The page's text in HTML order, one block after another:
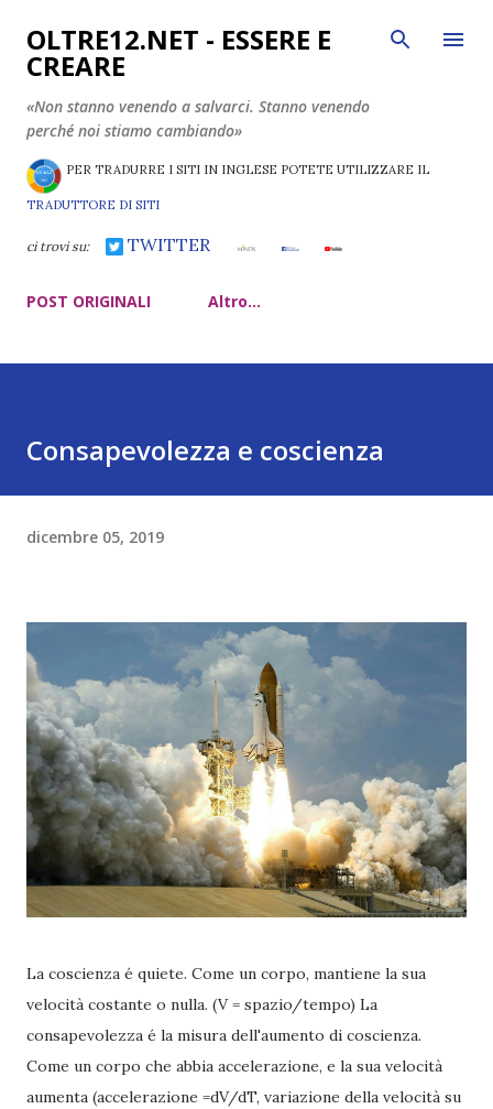
Passa ai contenuti principali
OLTRE12.NET - ESSERE E
CREARE
«Non stanno venendo a salvarci. Stanno venendo
perché noi stiamo cambiando»
PER TRADURRE I SITI IN INGLESE POTETE UTILIZZARE IL
TRADUTTORE DI SITI
ci trovi su: TWITTER
POST ORIGINALI Altro…
Consapevolezza e coscienza
dicembre 05, 2019
La coscienza é quiete. Come un corpo, mantiene la sua
velocità costante o nulla. (V = spazio/tempo) La
consapevolezza é la misura dell'aumento di coscienza.
Come un corpo che abbia accelerazione, e la sua velocità
aumenta (accelerazione =dV/dT, variazione della velocità su